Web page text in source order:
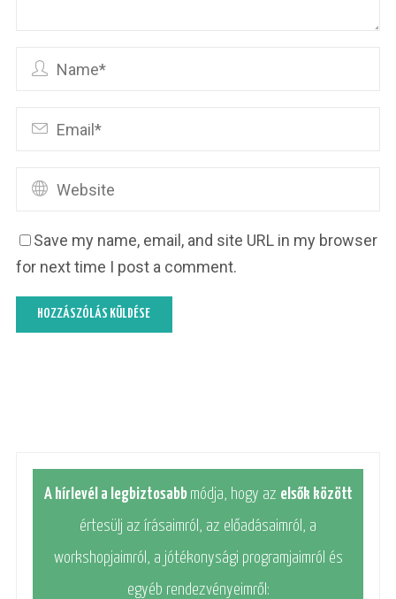
Save my name, email, and site URL in my browser
for next time I post a comment.
A hírlevél a legbiztosabb módja, hogy az elsők között
értesülj az írásaimról, az előadásaimról, a
workshopjaimról, a jótékonysági programjaimról és
egyéb rendezvényeimről: